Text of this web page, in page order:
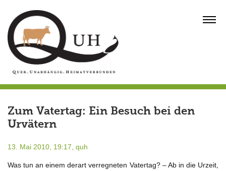
content
Zum Vatertag: Ein Besuch bei den
Urvätern
13. Mai 2010, 19:17, quh
Was tun an einem derart verregneten Vatertag? – Ab in die Urzeit,